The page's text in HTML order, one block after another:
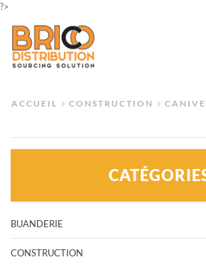
?>
ACCUEIL CONSTRUCTION
BUANDERIE
CONSTRUCTION